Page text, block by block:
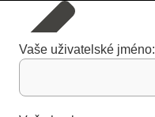
Vaše uživatelské jméno: